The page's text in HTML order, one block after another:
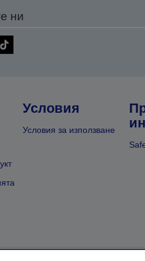
ни
Условия
Условия за използване